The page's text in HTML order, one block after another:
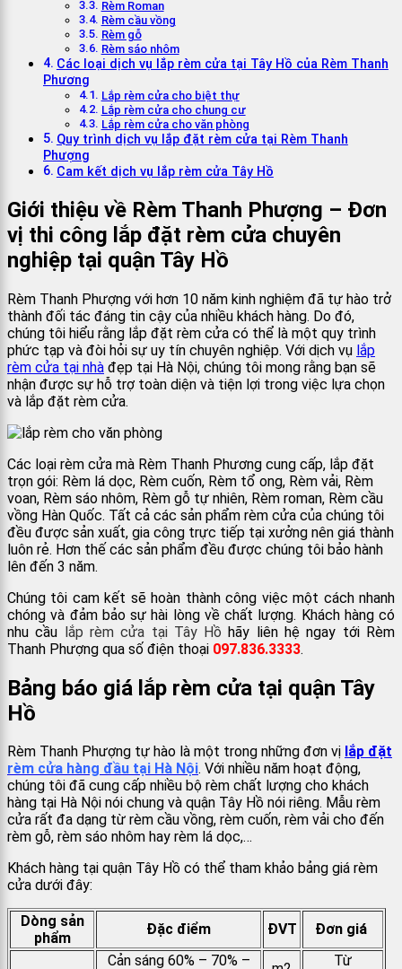
Rèm Roman
Rèm cầu vồng
Rèm gỗ
Rèm sáo nhôm
Các loại dịch vụ lắp rèm cửa tại Tây Hồ của Rèm Thanh
Phương
Lắp rèm cửa cho biệt thự
Lắp rèm cửa cho chung cư
Lắp rèm cửa cho văn phòng
Quy trình dịch vụ lắp đặt rèm cửa tại Rèm Thanh
Phượng
Cam kết dịch vụ lắp rèm cửa Tây Hồ
Giới thiệu về Rèm Thanh Phượng – Đơn
vị thi công lắp đặt rèm cửa chuyên
nghiệp tại quận Tây Hồ
Rèm Thanh Phượng với hơn 10 năm kinh nghiệm đã tự hào trở
thành đối tác đáng tin cậy của nhiều khách hàng. Do đó,
chúng tôi hiểu rằng lắp đặt rèm cửa có thể là một quy trình
phức tạp và đòi hỏi sự uy tín chuyên nghiệp. Với dịch vụ lắp
rèm cửa tại nhà đẹp tại Hà Nội, chúng tôi mong rằng bạn sẽ
nhận được sự hỗ trợ toàn diện và tiện lợi trong việc lựa chọn
và lắp đặt rèm cửa.
Các loại rèm cửa mà Rèm Thanh Phương cung cấp, lắp đặt
trọn gói: Rèm lá dọc, Rèm cuốn, Rèm tổ ong, Rèm vải, Rèm
voan, Rèm sáo nhôm, Rèm gỗ tự nhiên, Rèm roman, Rèm cầu
vồng Hàn Quốc. Tất cả các sản phẩm rèm cửa của chúng tôi
đều được sản xuất, gia công trực tiếp tại xưởng nên giá thành
luôn rẻ. Hơn thế các sản phẩm đều được chúng tôi bảo hành
lên đến 3 năm.
Chúng tôi cam kết sẽ hoàn thành công việc một cách nhanh
chóng và đảm bảo sự hài lòng về chất lượng. Khách hàng có
nhu cầu lắp rèm cửa tại Tây Hồhãy liên hệ ngay tới Rèm
Thanh Phượng qua số điện thoại 097.836.3333.
Bảng báo giá lắp rèm cửa tại quận Tây
Hồ
Rèm Thanh Phượng tự hào là một trong những đơn vị lắp đặt
rèm cửa hàng đầu tại Hà Nội. Với nhiều năm hoạt động,
chúng tôi đã cung cấp nhiều bộ rèm chất lượng cho khách
hàng tại Hà Nội nói chung và quận Tây Hồ nói riêng. Mẫu rèm
cửa rất đa dạng từ rèm cầu vồng, rèm cuốn, rèm vải cho đến
rèm gỗ, rèm sáo nhôm hay rèm lá dọc,…
Khách hàng tại quận Tây Hồ có thể tham khảo bảng giá rèm
cửa dưới đây:
Dòng sản
phẩm
Đặc điểm ĐVT
Đơn giá
Cản sáng 60% – 70% –
Từ